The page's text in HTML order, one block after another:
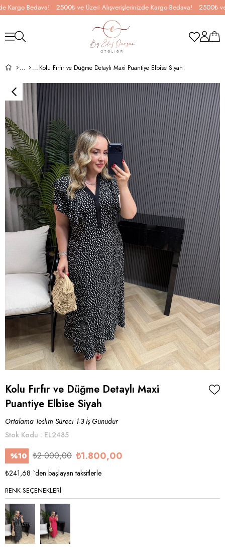
Bedava! 2500₺ ve Üzeri Alışverişlerinizde Kargo Bedava! 2500₺ ve
Kolu Fırfır ve Düğme Detaylı Maxi Puantiye Elbise Siyah
Kolu Fırfır ve Düğme Detaylı Maxi
Puantiye Elbise Siyah
Ortalama Teslim Süreci 1-3 İş Günüdür
Stok Kodu
EL2485
%10
İndirim
₺2.000,00 ₺1.800,00
₺241,68 `den başlayan taksitlerle
RENK SEÇENEKLERI
Tükendi